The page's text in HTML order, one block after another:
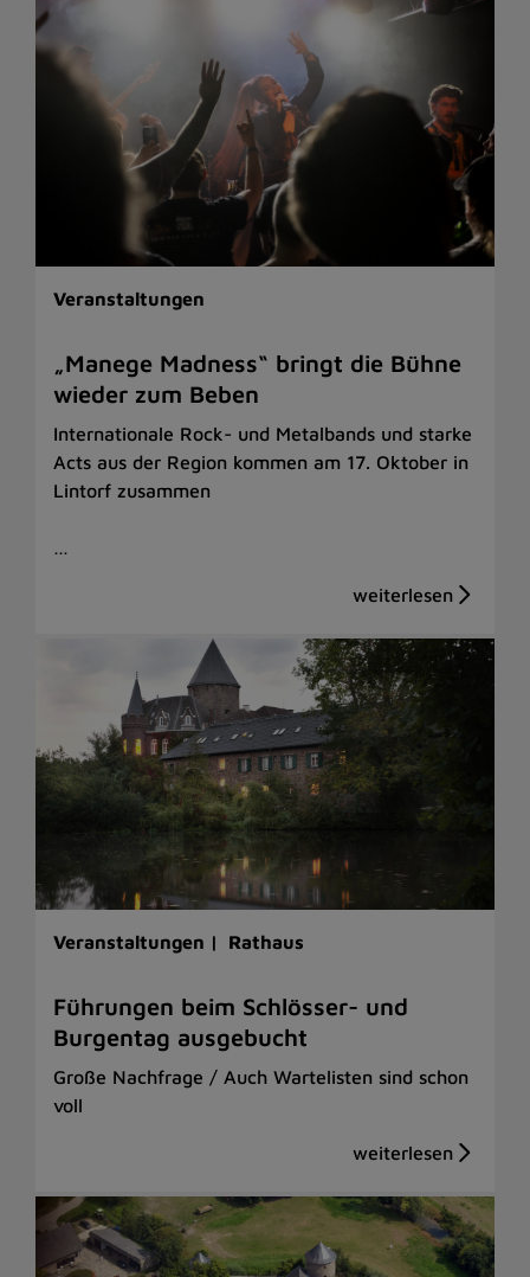
Veranstaltungen
„Manege Madness“ bringt die Bühne
wieder zum Beben
Internationale Rock- und Metalbands und starke
Acts aus der Region kommen am 17. Oktober in
Lintorf zusammen
…
Veranstaltungen | Rathaus
Führungen beim Schlösser- und
Burgentag ausgebucht
Große Nachfrage / Auch Wartelisten sind schon
voll